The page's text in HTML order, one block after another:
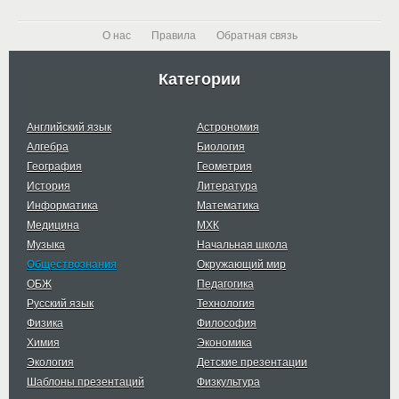
О нас Правила Обратная связь
Категории
Английский язык
Астрономия
Алгебра
Биология
География
Геометрия
История
Литература
Информатика
Математика
Медицина
МХК
Музыка
Начальная школа
Обществознания
Окружающий мир
ОБЖ
Педагогика
Русский язык
Технология
Физика
Философия
Химия
Экономика
Экология
Детские презентации
Шаблоны презентаций
Физкультура